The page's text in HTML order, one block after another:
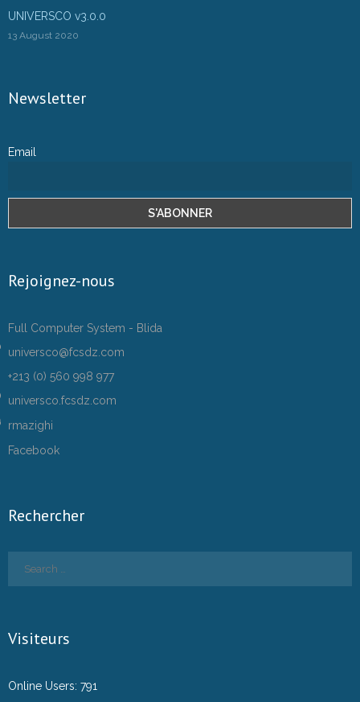
UNIVERSCO v3.0.0
13 August 2020
Newsletter
Email
Rejoignez-nous
Full Computer System - Blida
universco@fcsdz.com
+213 (0) 560 998 977
universco.fcsdz.com
rmazighi
Facebook
Rechercher
Visiteurs
Online Users: 791